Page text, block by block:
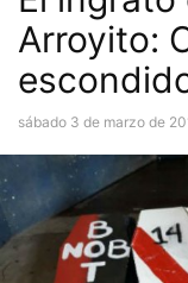
Arroyito:
sábado 3 de marzo de